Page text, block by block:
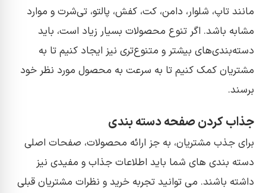
مانند تاپ، شلوار، دامن، کت، کفش، پالتو، تی‌شرت و موارد
مشابه باشد. اگر تنوع محصولات بسیار زیاد است، باید
دسته‌بندی‌های بیشتر و متنوع‌تری نیز ایجاد کنیم تا به
مشتریان کمک کنیم تا به سرعت به محصول مورد نظر خود
برسند.
جذاب کردن صفحه دسته بندی
برای جذب مشتریان، به جز ارائه محصولات، صفحات اصلی
دسته بندی های شما باید اطلاعات جذاب و مفیدی نیز
داشته باشند. می توانید تجربه خرید و نظرات مشتریان قبلی